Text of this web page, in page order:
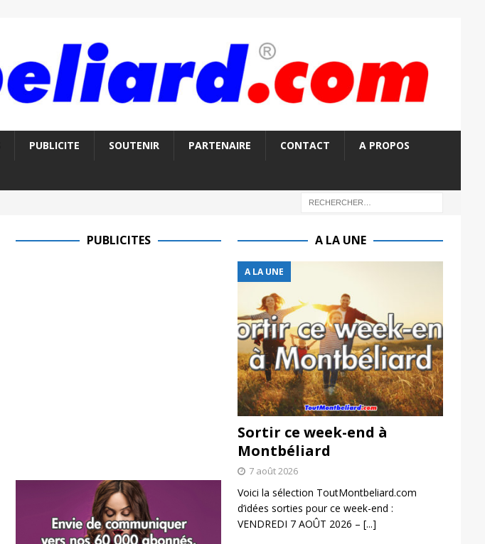
PUBLICITE SOUTENIR PARTENAIRE CONTACT A PROPOS
PUBLICITES A LA UNE
A LA UNE
Sortir ce week-end à
Montbéliard
7 août 2026
Voici la sélection ToutMontbeliard.com
d’idées sorties pour ce week-end :
VENDREDI 7 AOÛT 2026 – [...]